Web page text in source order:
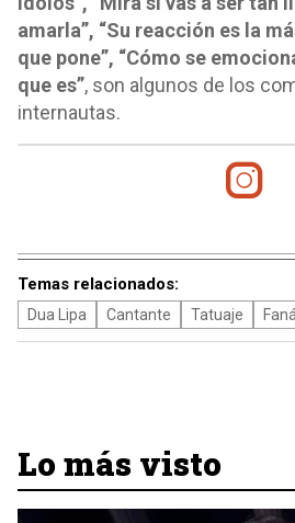
amarla”, “Su reacción es la
que pone”, “Cómo se
que es”, son algunos de los
internautas.
Temas relacionados:
Dua Lipa Cantante Tatuaje
Lo más visto